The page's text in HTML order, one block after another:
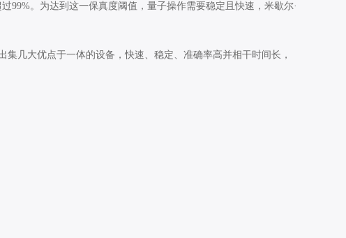
。为达到这一保真度阈值，量子操作需要稳定且快速，米歇尔·
几大优点于一体的设备，快速、稳定、准确率高并相干时间长，